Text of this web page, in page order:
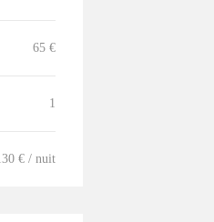
65 €
1
€ / nuit